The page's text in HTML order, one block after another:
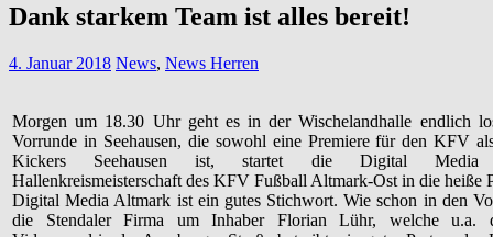
Dank starkem Team ist alles bereit!
4. Januar 2018 News, News Herren
Morgen um 18.30 Uhr geht es in der Wischelandhalle endlich
Vorrunde in Seehausen, die sowohl eine Premiere für den KFV
Kickers Seehausen ist, startet die Digital Media
Hallenkreismeisterschaft des KFV Fußball Altmark-Ost in die heiße
Digital Media Altmark ist ein gutes Stichwort. Wie schon in den
die Stendaler Firma um Inhaber Florian Lühr, welche u.a.